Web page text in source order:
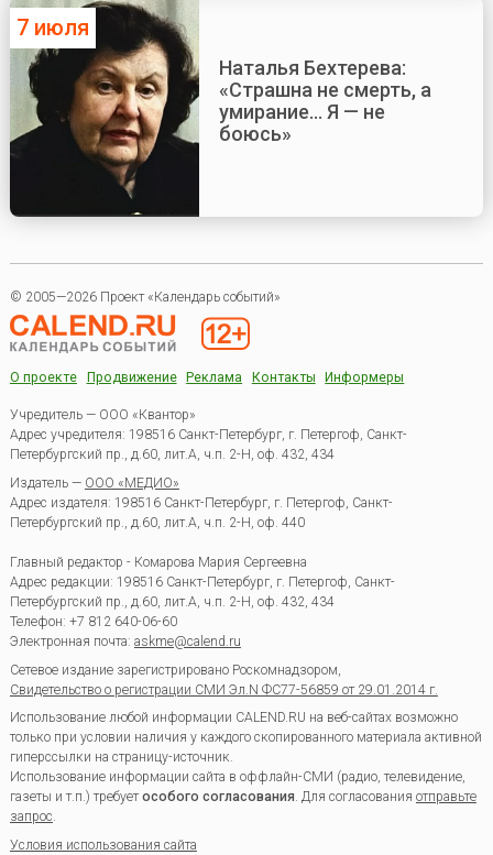
7 июля
Наталья Бехтерева:
«Страшна не смерть, а
умирание... Я — не
боюсь»
© 2005—2026 Проект «Календарь событий»
О проекте Продвижение Реклама Контакты Информеры
Учредитель — ООО «Квантор»
Адрес учредителя: 198516 Санкт-Петербург, г. Петергоф, Санкт-
Петербургский пр., д.60, лит.А, ч.п. 2-Н, оф. 432, 434
Издатель — ООО «МЕДИО»
Адрес издателя: 198516 Санкт-Петербург, г. Петергоф, Санкт-
Петербургский пр., д.60, лит.А, ч.п. 2-Н, оф. 440
Главный редактор - Комарова Мария Сергеевна
Адрес редакции: 198516 Санкт-Петербург, г. Петергоф, Санкт-
Петербургский пр., д.60, лит.А, ч.п. 2-Н, оф. 432, 434
Телефон: +7 812 640-06-60
Электронная почта: askme@calend.ru
Сетевое издание зарегистрировано Роскомнадзором,
Свидетельство о регистрации СМИ Эл.N ФС77-56859 от 29.01.2014 г.
Использование любой информации CALEND.RU на веб-сайтах возможно
только при условии наличия у каждого скопированного материала активной
гиперссылки на страницу-источник.
Использование информации сайта в оффлайн-СМИ (радио, телевидение,
газеты и т.п.) требуетособого согласования. Для согласования отправьте
запрос.
Условия использования сайта